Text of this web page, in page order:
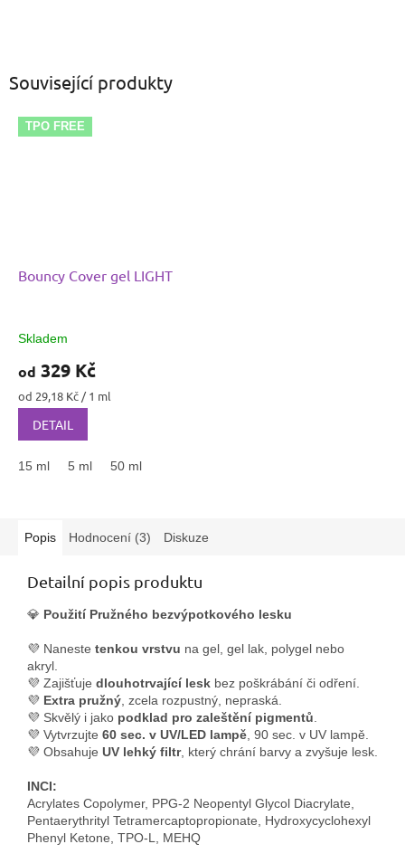
Související produkty
TPO FREE
Bouncy Cover gel LIGHT
Skladem
od 329 Kč
Měrná
cena:
od 29,18 Kč / 1 ml
DETAIL
15 ml 5 ml 50 ml
Popis Hodnocení (3) Diskuze
Detailní popis produktu
💎 Použití Pružného bezvýpotkového lesku
💜 Naneste tenkou vrstvu na gel, gel lak, polygel nebo
akryl.
💜 Zajišťuje dlouhotrvající lesk bez poškrábání či odření.
💜 Extra pružný , zcela rozpustný, nepraská.
💜 Skvělý i jako podklad pro zaleštění pigmentů
💜 Vytvrzujte 60 sec. v UV/LED lampě , 90 sec. v UV lampě.
💜 Obsahuje UV lehký filtr, který chrání barvy a zvyšuje lesk.
INCI:
Acrylates Copolymer, PPG-2 Neopentyl Glycol Diacrylate,
Pentaerythrityl Tetramercaptopropionate, Hydroxycyclohexyl
Phenyl Ketone, TPO-L, MEHQ